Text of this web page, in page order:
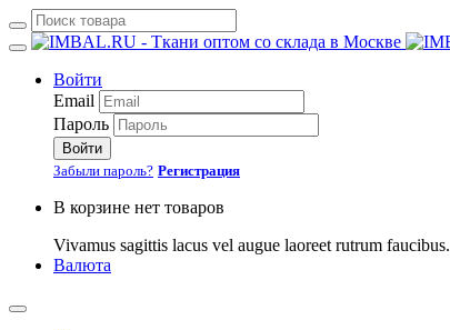
Войти
Email
Пароль
Войти
Забыли пароль? Регистрация
В корзине нет товаров
Vivamus sagittis lacus vel augue laoreet rutrum faucibus.
Валюта